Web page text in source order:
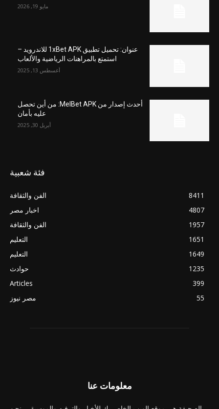
مايو 19, 2026
عنوان: تحميل تطبيق 1xBet APK للاندرويد –
استمتع بالمراهنات الرياضية والألعاب
أغسطس 13, 2025
أحدث إصدار من MelBet APK: من أين تحصل
عليه بأمان
أبريل 30, 2025
فئة شعبية
الفن والثقافة
8411
اخبار مصر
4807
الفن والثقافة
1957
التعليم
1651
التعليم
1649
حوادث
1235
Articles
399
مصر نيوز
55
معلومات عنا